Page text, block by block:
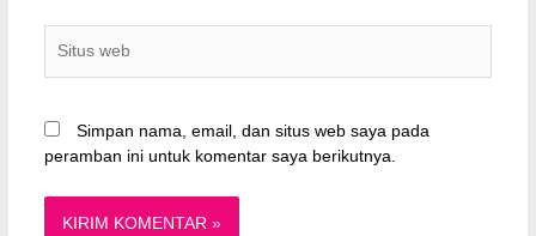
web
Simpan nama, email, dan situs web saya pada
peramban ini untuk komentar saya berikutnya.